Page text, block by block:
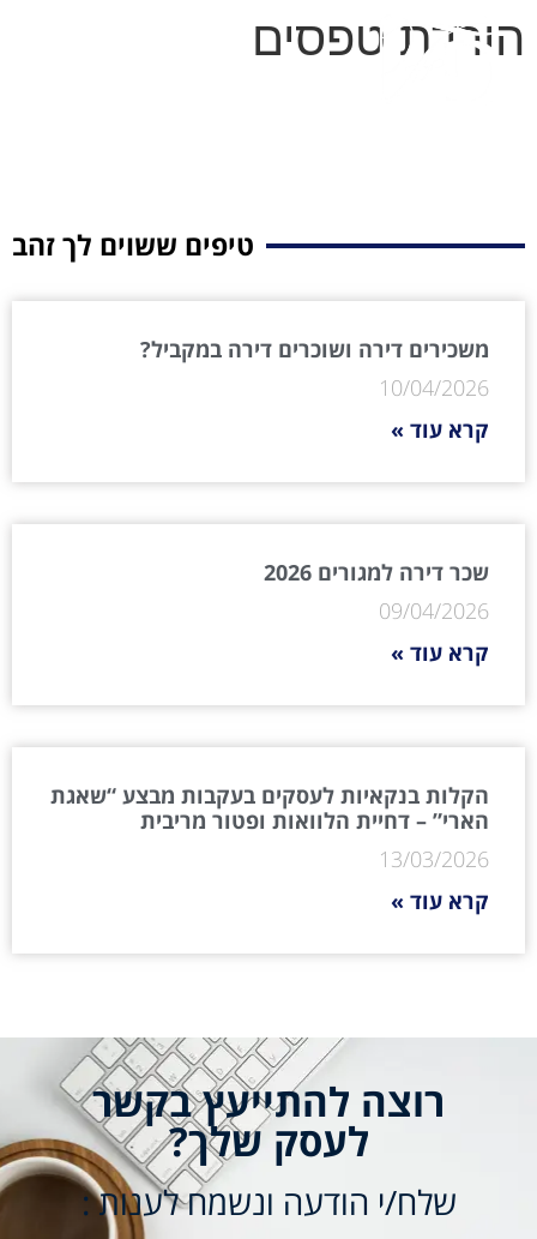
הורדת טפסים
טיפים ששוים לך זהב
משכירים דירה ושוכרים דירה במקביל?
10/04/2026
קרא עוד »
שכר דירה למגורים 2026
09/04/2026
קרא עוד »
הקלות בנקאיות לעסקים בעקבות מבצע “שאגת
הארי” – דחיית הלוואות ופטור מריבית
13/03/2026
קרא עוד »
רוצה להתייעץ בקשר
לעסק שלך?
שלח/י הודעה ונשמח לענות :